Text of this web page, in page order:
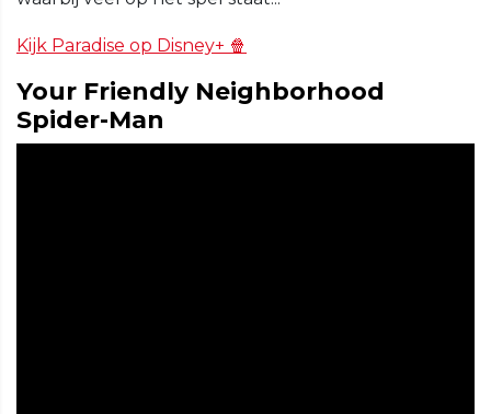
Kijk Paradise op Disney+ 🍿
Your Friendly Neighborhood
Spider-Man